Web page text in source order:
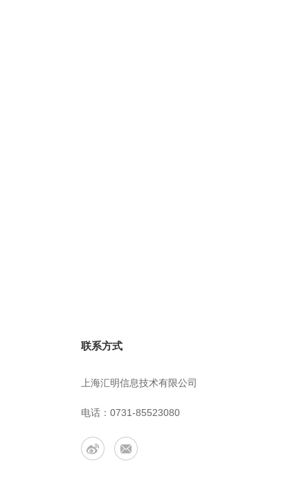
联系方式
上海汇明信息技术有限公司
电话：0731-85523080